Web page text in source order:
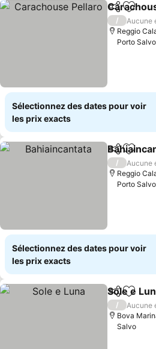
Partager
/
Aucune
Reggio
Porto Salvo
Sélectionnez des dates pour voir
les prix exacts
Partager
/
Aucune
Reggio
Porto Salvo
Sélectionnez des dates pour voir
les prix exacts
Partager
Sole e
/
Aucune
Bova
Salvo